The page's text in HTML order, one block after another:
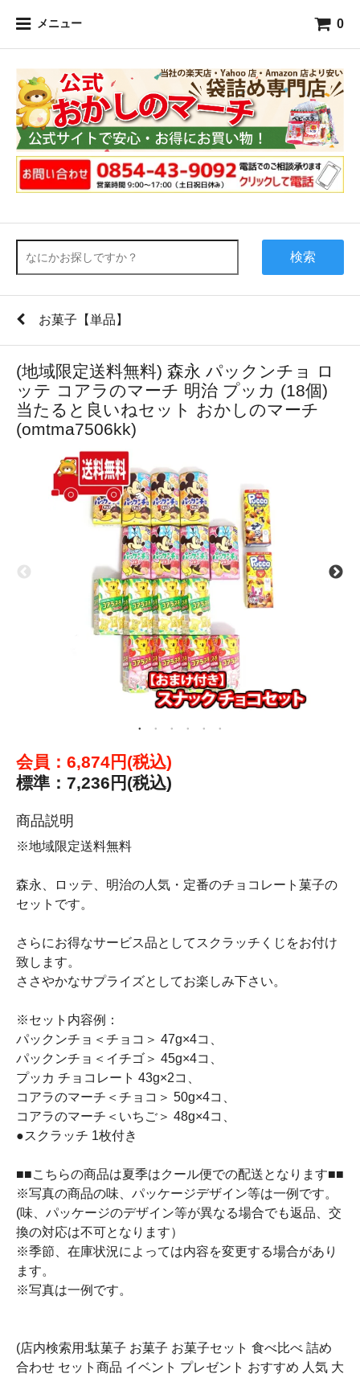
メニュー 0
検索
お菓子【単品】
(地域限定送料無料) 森永 パックンチョ ロ
ッテ コアラのマーチ 明治 プッカ (18個)
当たると良いねセット おかしのマーチ
(omtma7506kk)
会員：6,874円(税込)
標準：7,236円(税込)
商品説明
※地域限定送料無料
森永、ロッテ、明治の人気・定番のチョコレート菓子の
セットです。
さらにお得なサービス品としてスクラッチくじをお付け
致します。
ささやかなサプライズとしてお楽しみ下さい。
※セット内容例：
パックンチョ＜チョコ＞ 47g×4コ、
パックンチョ＜イチゴ＞ 45g×4コ、
プッカ チョコレート 43g×2コ、
コアラのマーチ＜チョコ＞ 50g×4コ、
コアラのマーチ＜いちご＞ 48g×4コ、
●スクラッチ 1枚付き
■■こちらの商品は夏季はクール便での配送となります■■
※写真の商品の味、パッケージデザイン等は一例です。
(味、パッケージのデザイン等が異なる場合でも返品、交
換の対応は不可となります）
※季節、在庫状況によっては内容を変更する場合があり
ます。
※写真は一例です。
(店内検索用:駄菓子 お菓子 お菓子セット 食べ比べ 詰め
合わせ セット商品 イベント プレゼント おすすめ 人気 大